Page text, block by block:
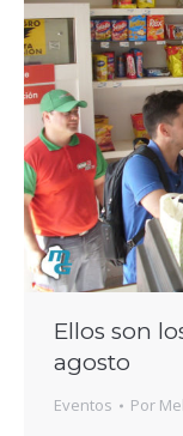
Ellos son
agosto
Eventos Por